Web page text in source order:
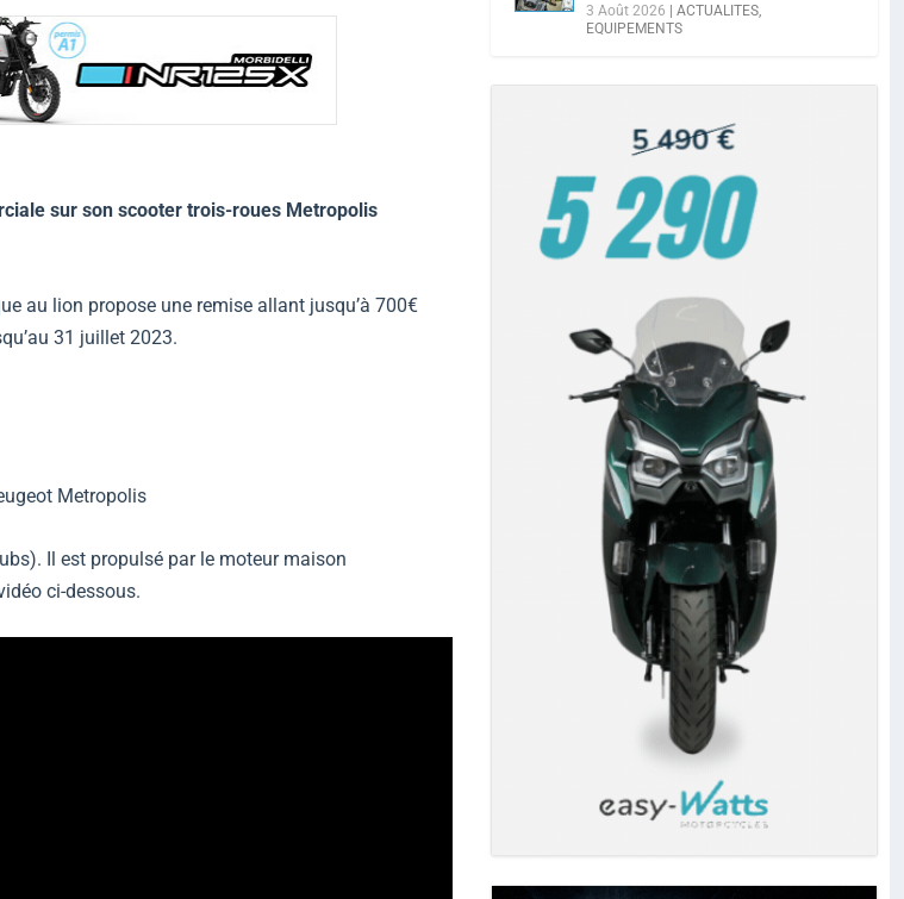
sur son scooter trois-roues Metropolis
au lion propose une remise allant jusqu’à 700€
31 juillet 2023.
Metropolis
Il est propulsé par le moteur maison
ci-dessous.
3 Août 2026 ACTUALITES,
EQUIPEMENTS